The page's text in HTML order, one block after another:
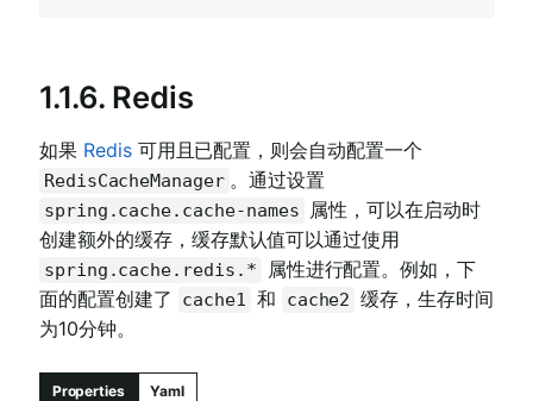
1.1.6. Redis
如果 Redis可用且已配置，则会自动配置一个
RedisCacheManager 。通过设置
spring.cache.cache-names
属性，可以在启动时
创建额外的缓存，缓存默认值可以通过使用
spring.cache.redis.*
属性进行配置。例如，下
面的配置创建了
cache1 和 cache2 缓存，生存时间
为10分钟。
Properties Yaml